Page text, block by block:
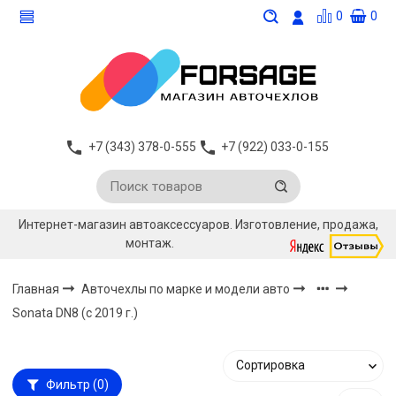
0 0
+7 (343) 378-0-555 +7 (922) 033-0-155
Интернет-магазин автоаксессуаров. Изготовление, продажа,
монтаж.
Главная
Авточехлы по марке и модели авто
Sonata DN8 (с 2019 г.)
Фильтр (0)